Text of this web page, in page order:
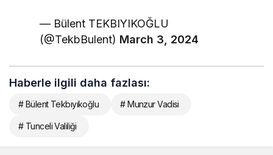
— Bülent TEKBIYIKOĞLU
(@TekbBulent) March 3, 2024
Haberle ilgili daha fazlası:
# Bülent Tekbıyıkoğlu # Munzur Vadisi
# Tunceli Valiliği